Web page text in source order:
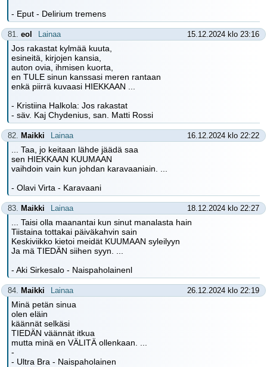
- Eput - Delirium tremens
81. eol Lainaa 15.12.2024 klo 23:16
Jos rakastat kylmää kuuta,
esineitä, kirjojen kansia,
auton ovia, ihmisen kuorta,
en TULE sinun kanssasi meren rantaan
enkä piirrä kuvaasi HIEKKAAN ...
- Kristiina Halkola: Jos rakastat
- säv. Kaj Chydenius, san. Matti Rossi
82. Maikki Lainaa 16.12.2024 klo 22:22
... Taa, jo keitaan lähde jäädä saa
sen HIEKKAAN KUUMAAN
vaihdoin vain kun johdan karavaaniain. ...
- Olavi Virta - Karavaani
83. Maikki Lainaa 18.12.2024 klo 22:27
... Taisi olla maanantai kun sinut manalasta hain
Tiistaina tottakai päiväkahvin sain
Keskiviikko kietoi meidät KUUMAAN syleilyyn
Ja mä TIEDÄN siihen syyn. ...
- Aki Sirkesalo - Naispaholainenl
84. Maikki Lainaa 26.12.2024 klo 22:19
Minä petän sinua
olen eläin
käännät selkäsi
TIEDÄN väännät itkua
mutta minä en VÄLITÄ ollenkaan. ...
-
- Ultra Bra - Naispaholainen